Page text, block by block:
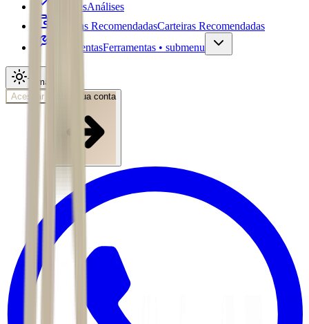
AnálisesAnálises
Carteiras RecomendadasCarteiras Recomendadas
FerramentasFerramentas • submenu
Tema
Acessar
Abra sua conta